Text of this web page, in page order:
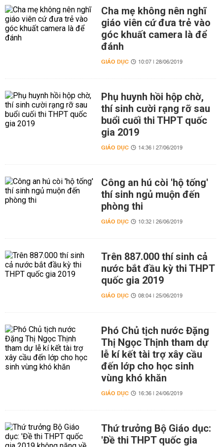
Cha mẹ không nên nghĩ
giáo viên cứ đưa trẻ vào
góc khuất camera là để
đánh
GIÁO DỤC 10:07 | 28/06/2019
Phụ huynh hồi hộp chờ,
thí sinh cười rạng rỡ sau
buổi cuối thi THPT quốc
gia 2019
GIÁO DỤC 14:36 | 27/06/2019
Công an hú còi 'hộ tống'
thí sinh ngủ muộn đến
phòng thi
GIÁO DỤC 10:32 | 26/06/2019
Trên 887.000 thí sinh cả
nước bắt đầu kỳ thi THPT
quốc gia 2019
GIÁO DỤC 08:04 | 25/06/2019
Phó Chủ tịch nước Đặng
Thị Ngọc Thịnh tham dự
lễ kí kết tài trợ xây cầu
đến lớp cho học sinh
vùng khó khăn
GIÁO DỤC 16:36 | 24/06/2019
Thứ trưởng Bộ Giáo dục:
'Đề thi THPT quốc gia